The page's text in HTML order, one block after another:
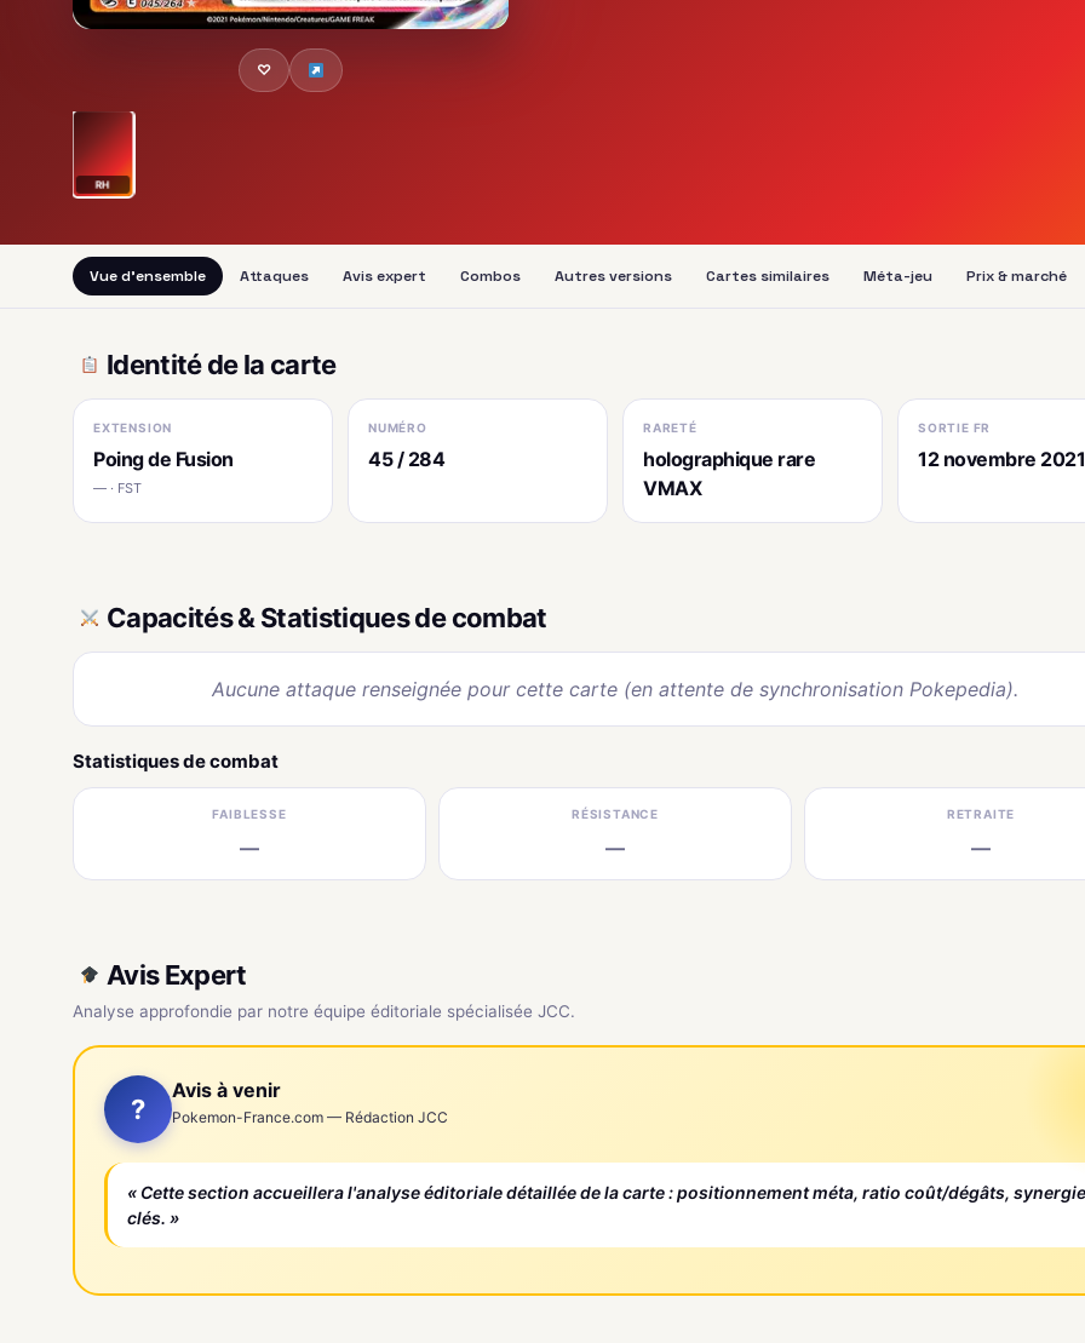
♡
RH
Vue d'ensemble Attaques Avis expert Combos Autres versions Cartes similaires Méta-jeu Prix & marché
Identité de la carte
EXTENSION
Poing de Fusion
— · FST
NUMÉRO
45 / 284
RARETÉ
holographique rare
VMAX
SORTIE FR
12 novembre 2021
Capacités & Statistiques de combat
Aucune attaque renseignée pour cette carte (en attente de synchronisation Pokepedia).
Statistiques de combat
FAIBLESSE
—
RÉSISTANCE
—
RETRAITE
—
Avis Expert
Analyse approfondie par notre équipe éditoriale spécialisée JCC.
?
Avis à venir
Pokemon-France.com — Rédaction JCC
« Cette section accueillera l'analyse éditoriale détaillée de la carte : positionnement méta, ratio coût/dégâts,
clés. »